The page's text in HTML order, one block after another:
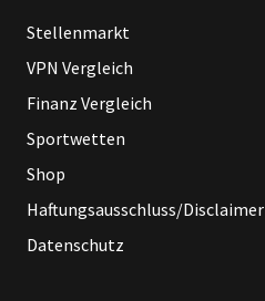
Stellenmarkt
VPN Vergleich
Finanz Vergleich
Sportwetten
Shop
Haftungsausschluss/Disclaimer
Datenschutz